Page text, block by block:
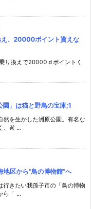
、20000ポイント貰えな
り換えで20000ｄポイントく
」は猫と野鳥の宝庫;1
然を生かした洲原公園。有名な
、遊 ...
区から”鳥の博物館”へ
行きたい我孫子市の「鳥の博物
ら「 ...